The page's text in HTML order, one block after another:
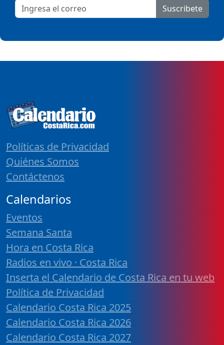
Suscribete
Políticas de Privacidad
Quiénes Somos
Contáctenos
Calendarios
Eventos
Semana Santa
Hora en Costa Rica
Radios en vivo · Costa Rica
Inserta el Calendario de Costa Rica en tu web
Política de Privacidad
Calendario Costa Rica 2025
Calendario Costa Rica 2026
Calendario Costa Rica 2027